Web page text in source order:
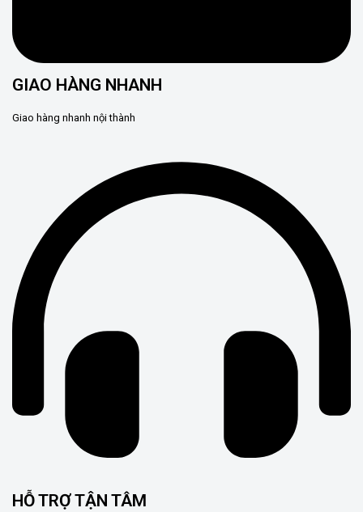
GIAO HÀNG NHANH
Giao hàng nhanh nội thành
HỖ TRỢ TẬN TÂM